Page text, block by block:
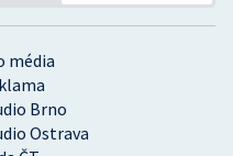
média
Brno
Ostrava